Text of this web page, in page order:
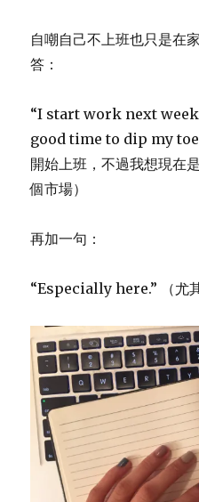
自嘲自己不上班也只是在
答：
“I start work next
good time to dip my
開始上班，不過我想現在
個市場）
再加一句：
“Especially here.” （尤